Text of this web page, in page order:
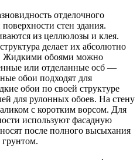
отделочного
стен здания.
из целлюлозы и клея.
делает их абсолютно
Жидкими обоями можно
или отделанные осб —
обои подходят для
обои по своей структуре
для рулонных обоев. На стену
с коротким ворсом. Для
используют фасадную
после полного высыхания